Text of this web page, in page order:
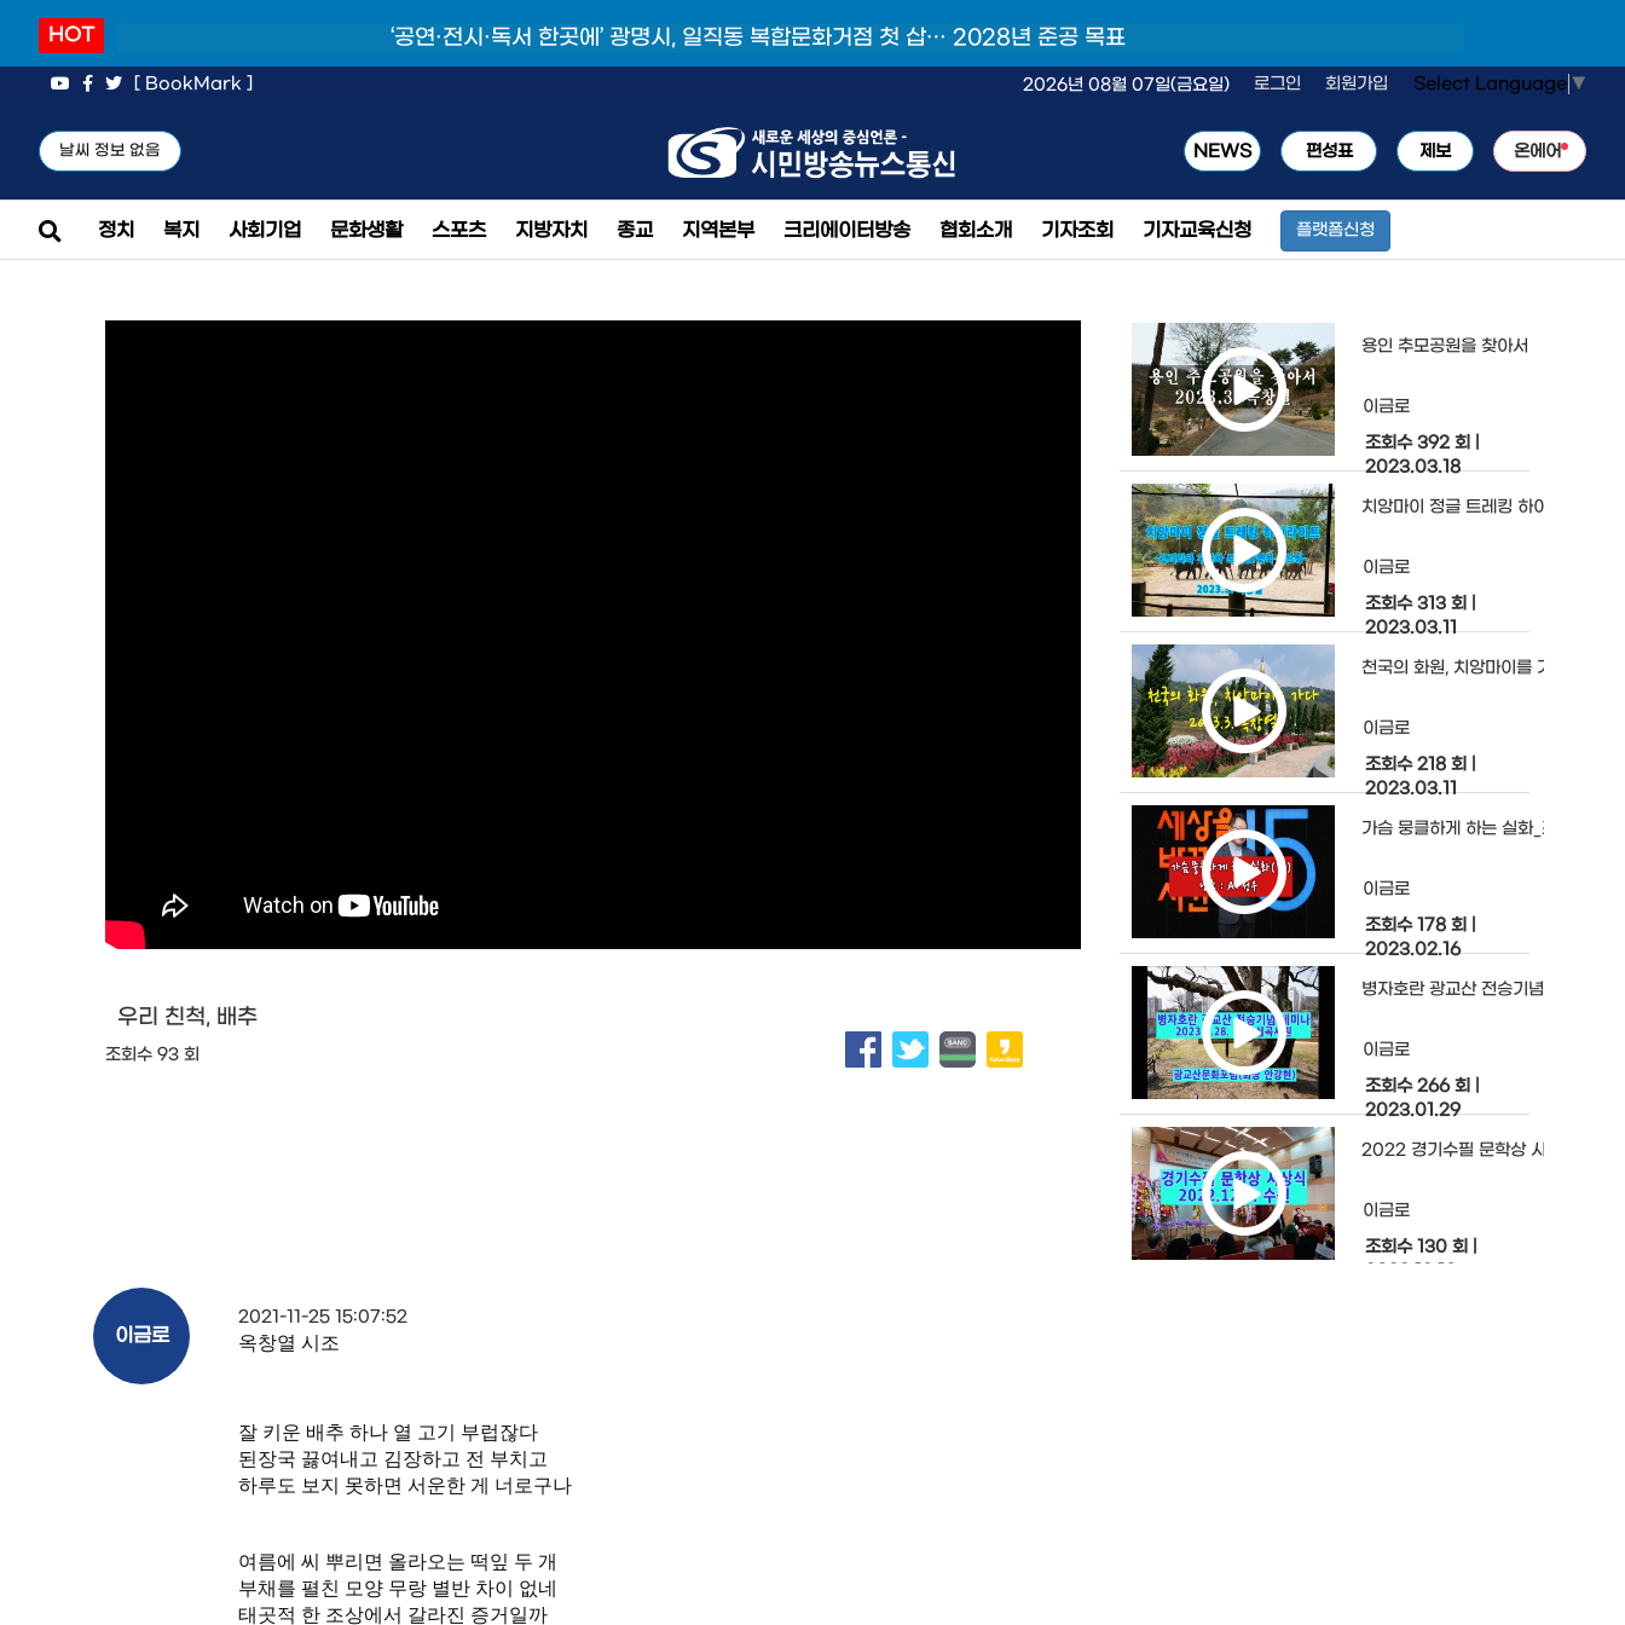
HOT ‘공연·전시·독서 한곳에’ 광명시, 일직동 복합문화거점 첫 삽… 2028년 준공 목표
[ BookMark ] 2026년 08월 07일(금요일) 로그인 회원가입 Select Language ▼
날씨 정보 없음 NEWS 편성표 제보 온에어
정치 복지 사회기업 문화생활 스포츠 지방자치 종교 지역본부 크리에이터방송 협회소개 기자조회 기자교육신청 플랫폼신청
우리 친척, 배추
조회수 93 회
용인 추모공원을 찾아서
이금로
조회수 392 회
2023.03.18
치앙마이 정글 트레킹 하이라이트
이금로
조회수 313 회
2023.03.11
천국의 화원, 치앙마이를 가다
이금로
조회수 218 회
2023.03.11
가슴 뭉클하게 하는 실화_조서환(펌)
이금로
조회수 178 회
2023.02.16
병자호란 광교산 전승기념 세미나
이금로
조회수 266 회
2023.01.29
2022 경기수필 문학상 시상식
이금로
조회수 130 회
이금로
2021-11-25 15:07:52
옥창열 시조
잘 키운 배추 하나 열 고기 부럽잖다
된장국 끓여내고 김장하고 전 부치고
하루도 보지 못하면 서운한 게 너로구나
여름에 씨 뿌리면 올라오는 떡잎 두 개
부채를 펼친 모양 무랑 별반 차이 없네
태곳적 한 조상에서 갈라진 증거일까